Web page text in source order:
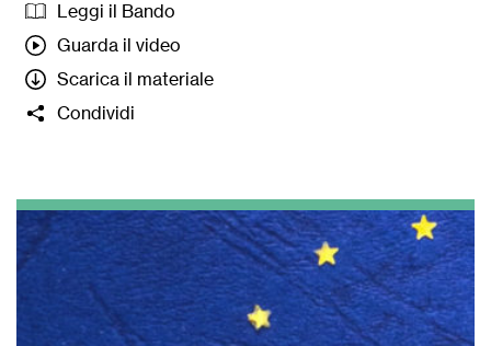
Leggi il Bando
Guarda il video
Scarica il materiale
Condividi